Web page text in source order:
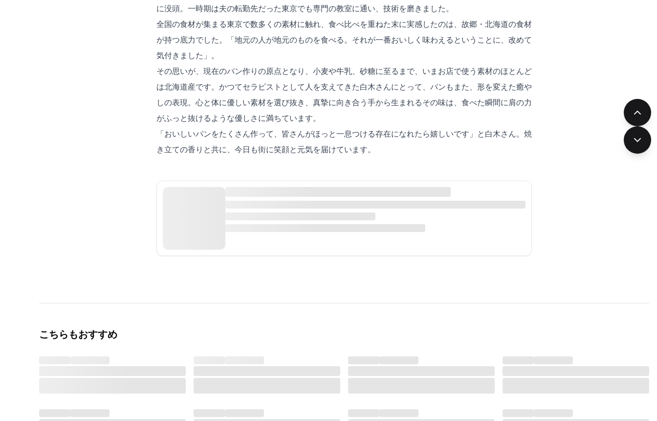
に没頭。一時期は夫の転勤先だった東京でも専門の教室に通い、技術を磨きました。
全国の食材が集まる東京で数多くの素材に触れ、食べ比べを重ねた末に実感したのは、故郷・北海道の食材
が持つ底力でした。「地元の人が地元のものを食べる。それが一番おいしく味わえるということに、改めて
気付きました」。
その思いが、現在のパン作りの原点となり、小麦や牛乳、砂糖に至るまで、いまお店で使う素材のほとんど
は北海道産です。かつてセラピストとして人を支えてきた白木さんにとって、パンもまた、形を変えた癒や
しの表現。心と体に優しい素材を選び抜き、真摯に向き合う手から生まれるその味は、食べた瞬間に肩の力
がふっと抜けるような優しさに満ちています。
「おいしいパンをたくさん作って、皆さんがほっと一息つける存在になれたら嬉しいです」と白木さん。焼
き立ての香りと共に、今日も街に笑顔と元気を届けています。
こちらもおすすめ